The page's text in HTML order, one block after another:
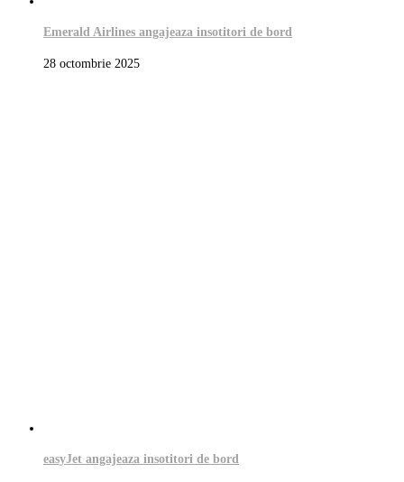
Emerald Airlines angajeaza insotitori de bord
28 octombrie 2025
easyJet angajeaza insotitori de bord